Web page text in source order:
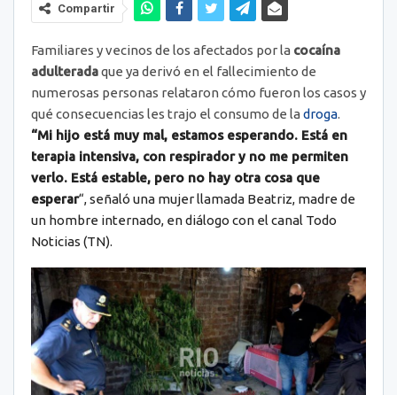
Compartir
Familiares y vecinos de los afectados por la cocaína
adulteradaque ya derivó en el fallecimiento de
numerosas personas relataron cómo fueron los casos y
qué consecuencias les trajo el consumo de la droga.
“Mi hijo está muy mal, estamos esperando. Está en
terapia intensiva, con respirador y no me permiten
verlo. Está estable, pero no hay otra cosa que
esperar“, señaló una mujer llamada Beatriz, madre de
un hombre internado, en diálogo con el canal Todo
Noticias (TN).